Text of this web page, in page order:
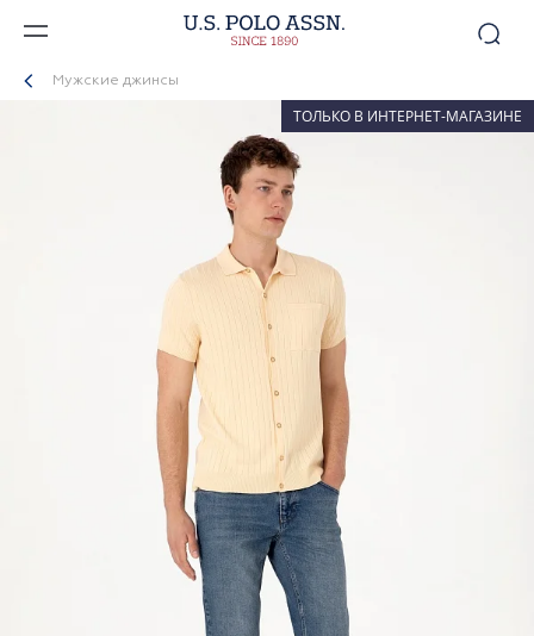
Мужские джинсы
ТОЛЬКО В ИНТЕРНЕТ-МАГАЗИНЕ